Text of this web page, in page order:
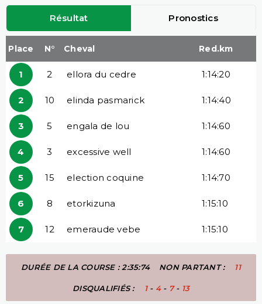
Résultat Pronostics
Place N° Cheval Red.km
1 2 ellora du cedre 1:14:20
2 10 elinda pasmarick 1:14:40
3 5 engala de lou 1:14:60
4 3 excessive well 1:14:60
5 15 election coquine 1:14:70
6 8 etorkizuna 1:15:10
7 12 emeraude vebe 1:15:10
DURÉE DE LA COURSE : 2:35:74 NON PARTANT : 11
DISQUALIFIÉS : 1- 4- 7- 13